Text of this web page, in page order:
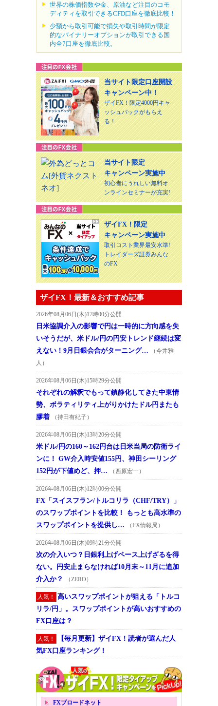
世界の株価指数や金、原油など注目のコモ
ディティを取引できるCFD口座を徹底比較！
少額から取引可能で損失や取引時間が限定
的なバイナリーオプションが取引できる国
内全7口座を徹底比較。
当サイト限定口座開設
キャンペーン中！
ザイFX！限定4000円キャ
ッシュバックがもらえ
る！
当サイト限定
キャンペーン実施中
初心者にうれしい無料オ
ンラインセミナーが充実!
ザイFX！限定
キャンペーン実施中
取引コスト業界最安水準!
トレイダーズ証券みんな
のFX
ザイFX！最新＆おすすめ記事
2026年08月06日(木)17時00分公開
日米協調介入の影響で円は一時的に方向感を失
いそうだが、米ドル/円の円安トレンド継続は変
えない！9月日銀会合がターニング…
（今井雅
人）
2026年08月06日(木)15時29分公開
それぞれの解釈でもって鎮静化してきた中東情
勢、ボラティリティ上がりかけたドル円またも
膠着
（持田有紀子）
2026年08月06日(木)13時20分公開
米ドル/円の160～162円台は日米当局の防衛ライ
ンに！ GW介入時安値155円、神田シーリング
152円が下値めど、押…
（西原宏一）
2026年08月06日(木)12時00分公開
FX「スイスフラン/トルコリラ（CHF/TRY）」
のスワップポイントを比較！ もっとも高水準の
スワップポイントを提供し…
（FX情報局）
2026年08月06日(木)09時21分公開
次の介入いつ？日銀利上げペース上げざるを得
ない。円安止まらなければ10月末～11月に追加
介入か？
（ZERO）
人気！
高いスワップポイントが狙える「トルコ
リラ/円」。スワップポイントが高いおすすめの
FX口座は？
人気！
【毎月更新】ザイFX！読者が選んだ人
気FX口座ランキング！
FXブロードネット